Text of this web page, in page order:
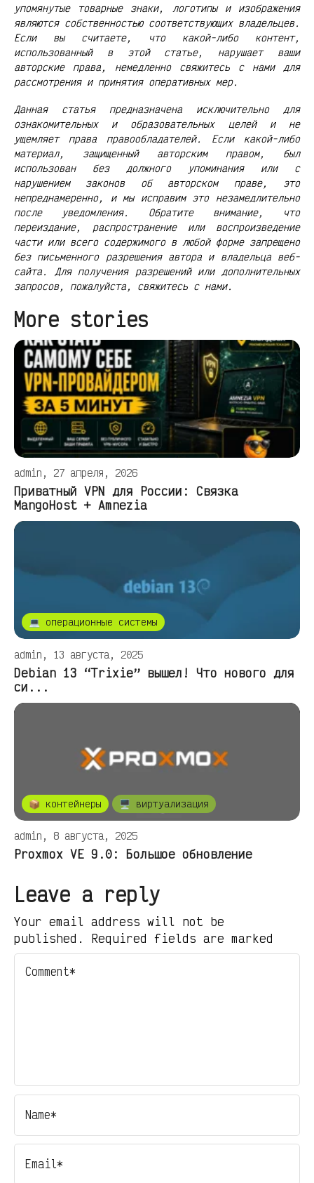
упомянутые товарные знаки, логотипы и изображения
являются собственностью соответствующих владельцев.
Если вы считаете, что какой-либо контент,
использованный в этой статье, нарушает ваши
авторские права, немедленно свяжитесь с нами для
рассмотрения и принятия оперативных мер.
Данная статья предназначена исключительно для
ознакомительных и образовательных целей и не
ущемляет права правообладателей. Если какой-либо
материал, защищенный авторским правом, был
использован без должного упоминания или с
нарушением законов об авторском праве, это
непреднамеренно, и мы исправим это незамедлительно
после уведомления. Обратите внимание, что
переиздание, распространение или воспроизведение
части или всего содержимого в любой форме запрещено
без письменного разрешения автора и владельца веб-
сайта. Для получения разрешений или дополнительных
запросов, пожалуйста, свяжитесь с нами.
More stories
admin, 27 апреля, 2026
Приватный VPN для России: Связка
MangoHost + Amnezia
💻 операционные системы
admin, 13 августа, 2025
Debian 13 “Trixie” вышел! Что нового для
си...
📦 контейнеры 🖥️ виртуализация
admin, 8 августа, 2025
Proxmox VE 9.0: Большое обновление
Leave a reply
Your email address will not be
published. Required fields are marked